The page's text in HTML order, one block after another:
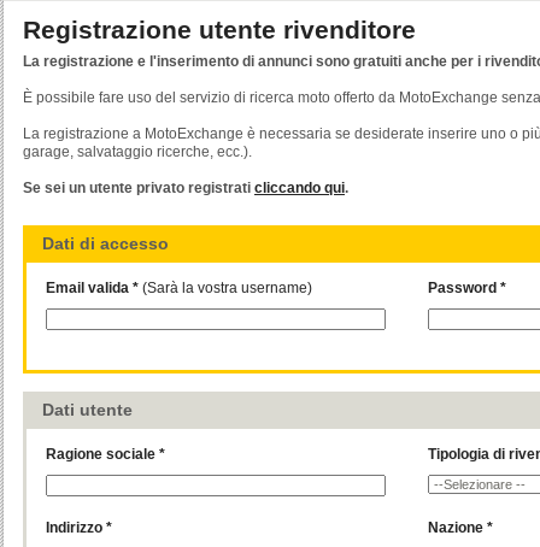
Registrazione utente rivenditore
La registrazione e l'inserimento di annunci sono gratuiti anche per i
È possibile fare uso del servizio di ricerca moto offerto da MotoExchange
La registrazione a MotoExchange è necessaria se desiderate inserire uno o
garage, salvataggio ricerche, ecc.).
Se sei un utente privato registrati cliccando qui.
Dati di accesso
Email valida * (Sarà la vostra username) Password *
Dati utente
Ragione sociale * Tipologia di
Indirizzo * Nazione *